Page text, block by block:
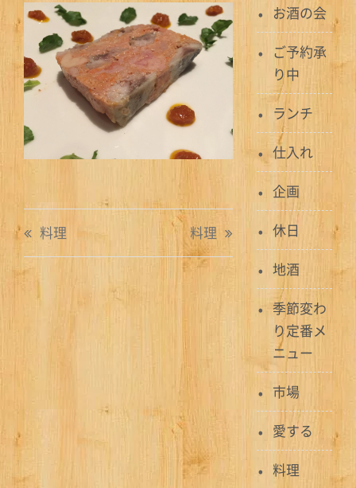
投
稿
ナ
ン
料理 料理
お酒の会
ご予約承
り中
ランチ
仕入れ
企画
休日
地酒
季節変わ
り定番メ
ニュー
市場
愛する
料理